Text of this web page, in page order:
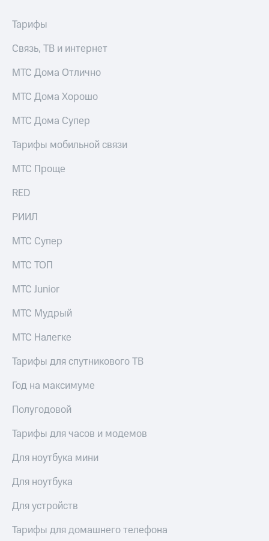
Собрания
Личный
акционера
капитал
Контроль
и
Рынок
акций
выкупа
Дивиденды
облигаций
Описание
Уведомление
погашении
именных
облигаций
Другое
Регистратор
Контакты
развитие
деловая этика
На главную
Тарифы
Связь, ТВ и интернет
МТС Дома Отлично
МТС Дома Хорошо
МТС Дома Супер
Тарифы мобильной связи
МТС Проще
RED
РИИЛ
МТС Супер
МТС ТОП
МТС Junior
МТС Мудрый
МТС Налегке
Тарифы для спутникового ТВ
Год на максимуме
Полугодовой
Тарифы для часов и модемов
Для ноутбука мини
Для ноутбука
Для устройств
Тарифы для домашнего телефона